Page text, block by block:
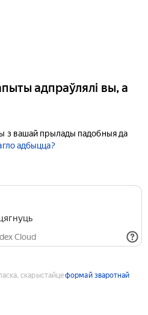
адпраўлялі вы, а
з вашай прылады падобныя да
адбыцца?
Cloud
скарыстайцеформай зваротнай